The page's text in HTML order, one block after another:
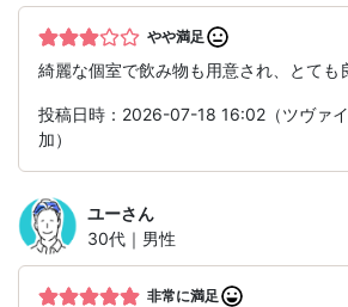
やや満足
綺麗な個室で飲み物も用意され、とても
投稿日時：2026-07-18 16:02（ツヴァ
加）
ユーさん
30代｜男性
非常に満足